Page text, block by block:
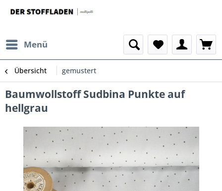
Menü
Übersicht gemustert
Baumwollstoff Sudbina Punkte auf
hellgrau